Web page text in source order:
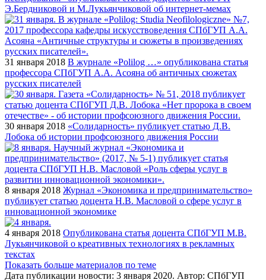
Э.Бердниковой и М.Лукьянчиковой об интернет-мемах
31 января 2018 В журнале «Polilog …» опубликована статья
профессора СПбГУП А.А. Асояна об античных сюжетах
русских писателей
30 января 2018 «Солидарность» публикует статью Д.В.
Лобока об истории профсоюзного движения России
8 января 2018 Журнал «Экономика и предпринимательство»
публикует статью доцента Н.В. Масловой о сфере услуг в
инновационной экономике
4 января 2018 Опубликована статья доцента СПбГУП М.В.
Лукьянчиковой о креативных технологиях в рекламных
текстах
Показать больше материалов по теме
Дата публикации новости: 3 января 2020. Автор: СПбГУП